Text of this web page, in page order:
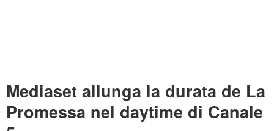
Mediaset allunga la durata de La
Promessa nel daytime di Canale